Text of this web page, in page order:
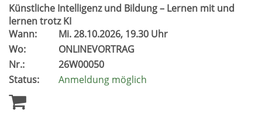
Künstliche Intelligenz und Bildung – Lernen mit und
lernen trotz KI
Wann:
Mi.28.10.2026, 19.30 Uhr
Wo:
ONLINEVORTRAG
Nr.:
26W00050
Status:
Anmeldung möglich